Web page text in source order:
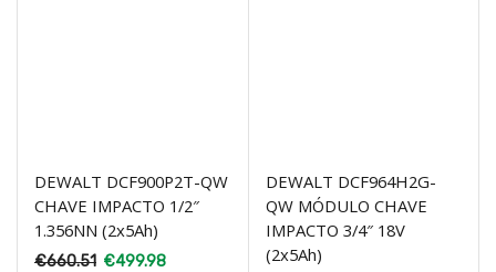
DEWALT DCF900P2T-QW
CHAVE IMPACTO 1/2″
1.356NN (2x5Ah)
€660.51 €499.98
DEWALT DCF964H2G-
QW MÓDULO CHAVE
IMPACTO 3/4″ 18V
(2x5Ah)